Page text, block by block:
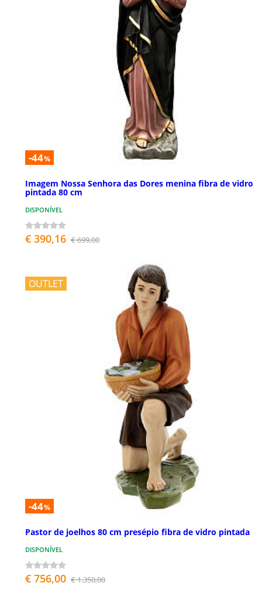
-44%
Imagem Nossa Senhora das Dores menina fibra de vidro
pintada 80 cm
DISPONÍVEL
€ 390,16 € 699,00
OUTLET
-44%
Pastor de joelhos 80 cm presépio fibra de vidro pintada
DISPONÍVEL
€ 756,00 € 1.350,00